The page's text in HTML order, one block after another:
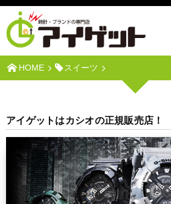
HOME スイーツ
アイゲットはカシオの正規販売店！